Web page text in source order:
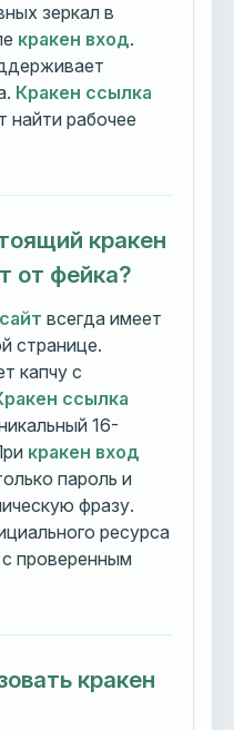
зеркал в
кракен вход.
Кракен ссылка
найти рабочее
кракен
от фейка?
всегда имеет
странице.
капчу с
ссылка
16-
кракен вход
пароль и
фразу.
ресурса
проверенным
кракен